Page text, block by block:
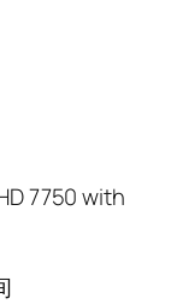
7750 with